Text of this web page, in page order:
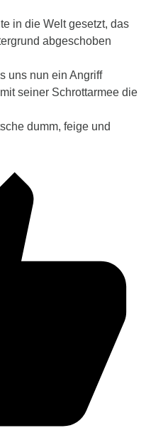
in die Welt gesetzt, das
abgeschoben
uns nun ein Angriff
seiner Schrottarmee die
dumm, feige und